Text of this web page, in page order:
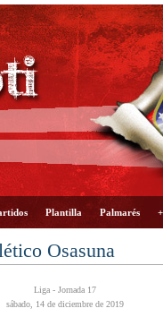
Plantilla Palmarés
Osasuna
Liga - Jornada 17
sábado, 14 de diciembre de 2019